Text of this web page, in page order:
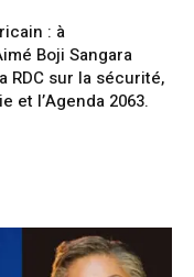
: à
Boji Sangara
RDC sur la sécurité,
et l’Agenda 2063.